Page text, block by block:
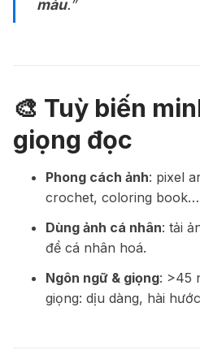
màu.”
🎨 Tuỳ biến
giọng đọc
Phong cách ảnh: pixel
crochet, coloring book…
Dùng ảnh cá nhân: tải
để cá nhân hoá.
Ngôn ngữ & giọng: >45
giọng: dịu dàng, hài